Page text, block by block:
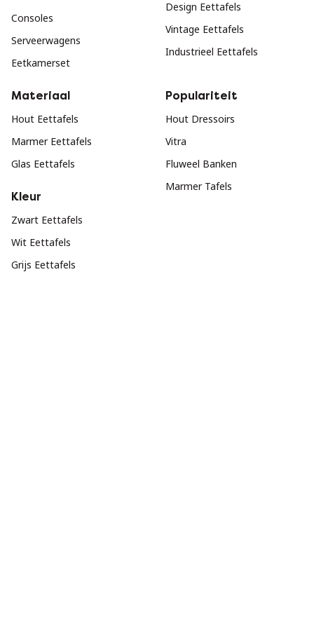
Consoles
Serveerwagens
Eetkamerset
Design Eettafels
Vintage Eettafels
Industrieel Eettafels
Materiaal
Hout Eettafels
Marmer Eettafels
Glas Eettafels
Kleur
Zwart Eettafels
Wit Eettafels
Grijs Eettafels
Populariteit
Hout Dressoirs
Vitra
Fluweel Banken
Marmer Tafels